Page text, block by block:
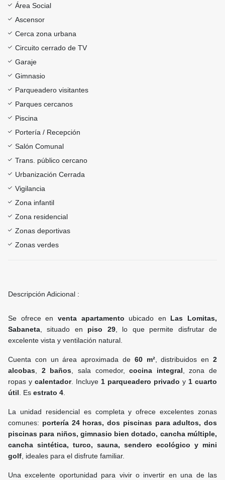
Área Social
Ascensor
Cerca zona urbana
Circuito cerrado de TV
Garaje
Gimnasio
Parqueadero visitantes
Parques cercanos
Piscina
Portería / Recepción
Salón Comunal
Trans. público cercano
Urbanización Cerrada
Vigilancia
Zona infantil
Zona residencial
Zonas deportivas
Zonas verdes
Descripción Adicional :
Se ofrece en venta apartamento ubicado en Las Lomitas,
Sabaneta , situado en piso 29, lo que permite disfrutar de
excelente vista y ventilación natural.
Cuenta con un área aproximada de 60 m², distribuidos en2
alcobas
2 baños , sala comedor,cocina integral , zona de
ropas y calentador. Incluye 1 parqueadero privado y 1 cuarto
útil . Es estrato 4
La unidad residencial es completa y ofrece excelentes zonas
comunes: portería 24 horas, dos piscinas para adultos, dos
piscinas para niños, gimnasio bien dotado, cancha múltiple,
cancha sintética, turco, sauna, sendero ecológico y mini
golf , ideales para el disfrute familiar.
Una excelente oportunidad para vivir o invertir en una de las